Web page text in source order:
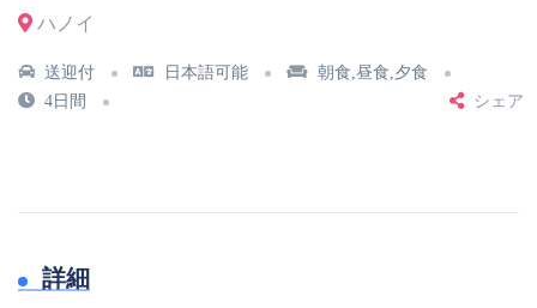
ハノイ
送迎付 日本語可能
朝食,昼食,夕食
4日間
シェア
詳細